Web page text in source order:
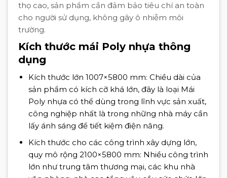
thọ cao, sản phẩm cần đảm bảo tiêu chí an toàn
cho người sử dụng, không gây ô nhiễm môi
trường.
Kích thước mái Poly nhựa thông
dụng
Kích thước lớn 1007×5800 mm: Chiều dài của
sản phẩm có kích cỡ khá lớn, đây là loại Mái
Poly nhựa có thể dùng trong lĩnh vực sản xuất,
công nghiệp nhất là trong những nhà máy cần
lấy ánh sáng để tiết kiệm điện năng.
Kích thước cho các công trình xây dựng lớn,
quy mô rộng 2100×5800 mm: Nhiều công trình
lớn như trung tâm thương mại, các khu nhà